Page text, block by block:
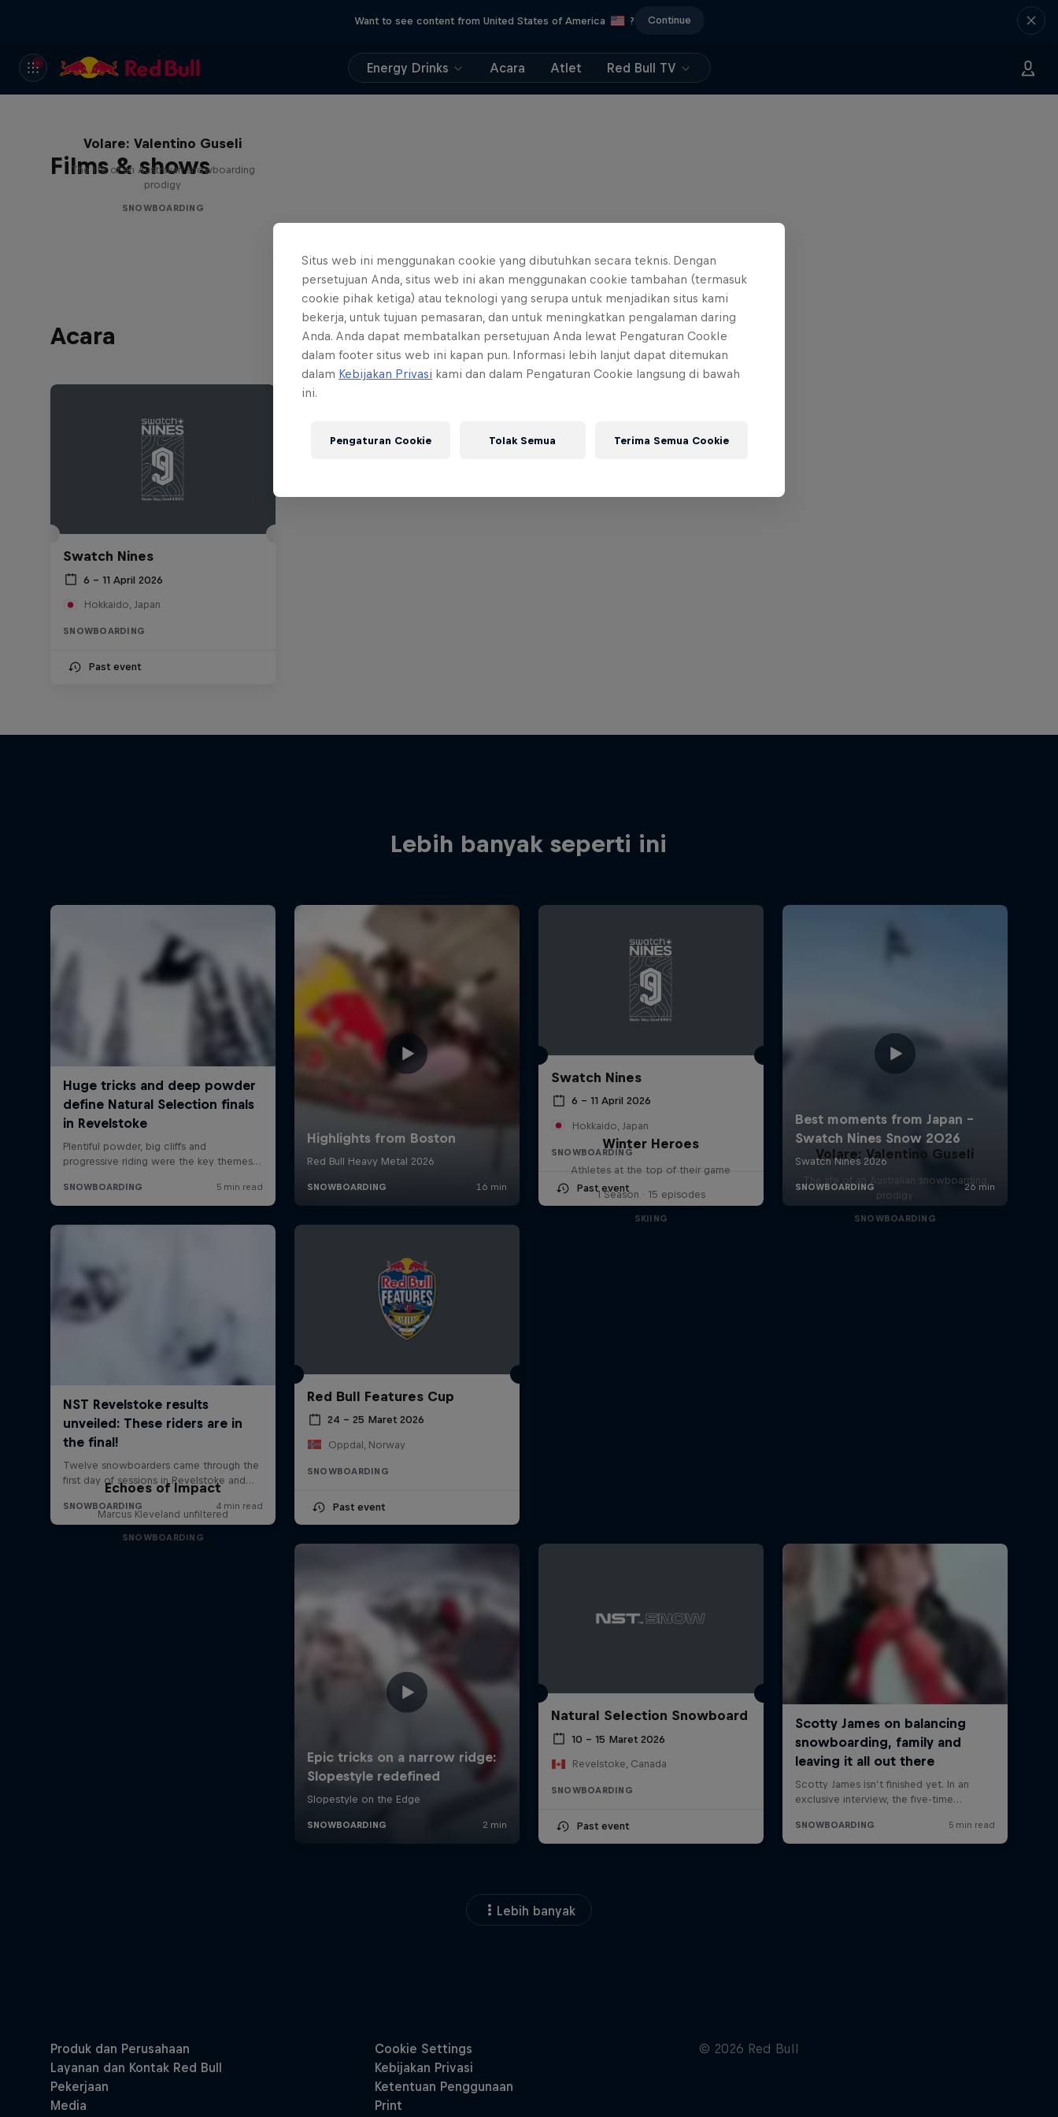
Want to see content from United States of America ? Continue
Energy Drinks Acara Atlet Red Bull TV
Films & shows
Volare: Valentino Guseli
The life of an Australian snowboarding
prodigy
SNOWBOARDING
Acara
Swatch Nines
6 – 11 April 2026
Hokkaido, Japan
SNOWBOARDING
Past event
Lebih banyak seperti ini
Swatch Nines
6 – 11 April 2026
Hokkaido, Japan
SNOWBOARDING
Past event
Red Bull Features Cup
24 – 25 Maret 2026
Oppdal, Norway
SNOWBOARDING
Past event
Winter Heroes
Athletes at the top of their game
1 Season · 15 episodes
SKIING
Volare: Valentino Guseli
The life of an Australian snowboarding
prodigy
SNOWBOARDING
Echoes of Impact
Marcus Kleveland unfiltered
SNOWBOARDING
Natural Selection Snowboard
10 – 15 Maret 2026
Revelstoke, Canada
SNOWBOARDING
Past event
Lebih banyak
Situs web ini menggunakan cookie yang dibutuhkan secara teknis. Dengan
persetujuan Anda, situs web ini akan menggunakan cookie tambahan (termasuk
cookie pihak ketiga) atau teknologi yang serupa untuk menjadikan situs kami
bekerja, untuk tujuan pemasaran, dan untuk meningkatkan pengalaman daring
Anda. Anda dapat membatalkan persetujuan Anda lewat Pengaturan CookIe
dalam footer situs web ini kapan pun. Informasi lebih lanjut dapat ditemukan
dalam Kebijakan Privasi kami dan dalam Pengaturan Cookie langsung di bawah
ini.
Pengaturan Cookie Tolak Semua Terima Semua Cookie